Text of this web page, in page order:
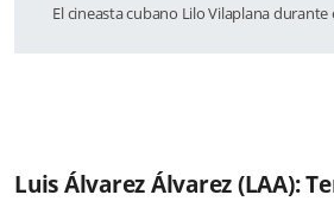
El cineasta cubano Lilo Vilaplana
Luis Álvarez Álvarez (LAA):